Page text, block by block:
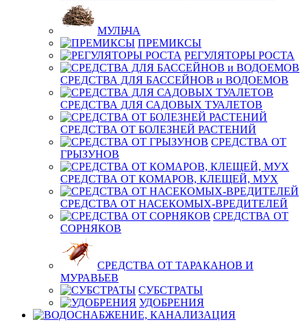
МУЛЬЧА
ПРЕМИКСЫ
РЕГУЛЯТОРЫ РОСТА
СРЕДСТВА ДЛЯ БАССЕЙНОВ и ВОДОЕМОВ
СРЕДСТВА ДЛЯ САДОВЫХ ТУАЛЕТОВ
СРЕДСТВА ОТ БОЛЕЗНЕЙ РАСТЕНИЙ
СРЕДСТВА ОТ
ГРЫЗУНОВ
СРЕДСТВА ОТ КОМАРОВ, КЛЕЩЕЙ, МУХ
СРЕДСТВА ОТ НАСЕКОМЫХ-ВРЕДИТЕЛЕЙ
СРЕДСТВА ОТ
СОРНЯКОВ
СРЕДСТВА ОТ ТАРАКАНОВ И
МУРАВЬЕВ
СУБСТРАТЫ
УДОБРЕНИЯ